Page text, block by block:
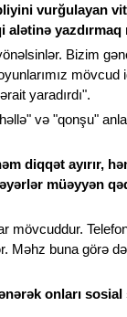
vurğulayan
alətinə
Bizim
mövcud
yaradırdı".
və "qonşu"
diqqət ayırır,
müəyyən
mövcuddur.
buna görə də
onları